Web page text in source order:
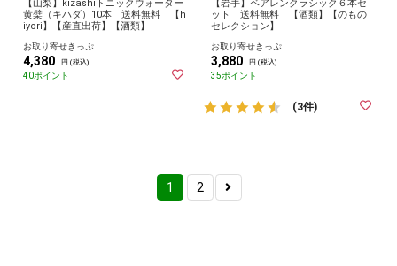
【山梨】kizashiトニックウォーター
黄檗（キハダ）10本 送料無料 【h
iyori】【産直出荷】【酒類】
お取り寄せきっぷ
4,380 円 (税込)
40ポイント
【岩手】ベアレンクラシック６本セ
ット 送料無料 【酒類】【のもの
セレクション】
お取り寄せきっぷ
3,880 円 (税込)
35ポイント
(3件)
1 2